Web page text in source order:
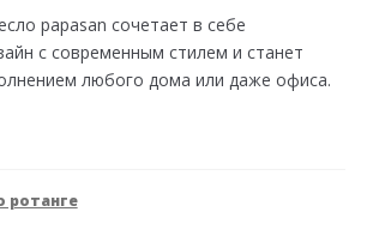
papasan сочетает в себе
с современным стилем и станет
любого дома или даже офиса.
ротанге